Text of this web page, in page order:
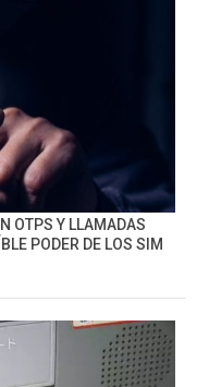
OTPS Y LLAMADAS
PODER DE LOS SIM